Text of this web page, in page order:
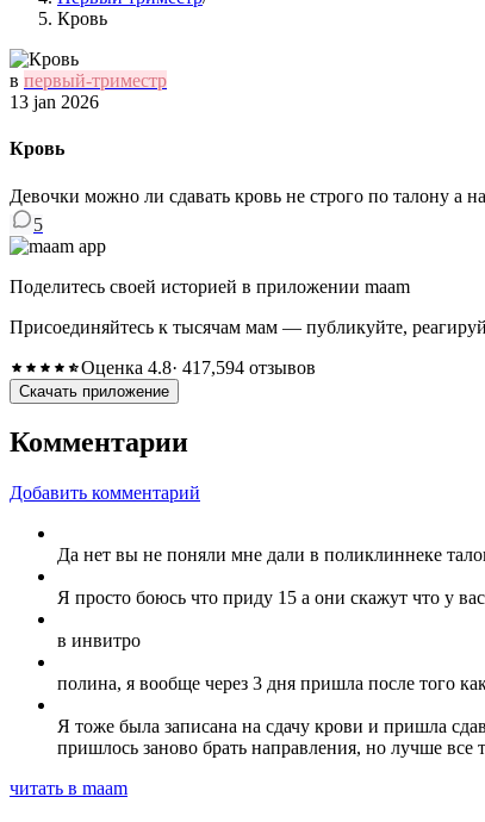
Кровь
в первый-триместр
13 jan 2026
Кровь
Девочки можно ли сдавать кровь не строго по талону а
5
Поделитесь своей историей в приложении maam
Присоединяйтесь к тысячам мам — публикуйте,
Оценка 4.8· 417,594 отзывов
Скачать приложение
Комментарии
Добавить комментарий
Да нет вы не поняли мне дали в поликлиннеке
Я просто боюсь что приду 15 а они скажут что у
в инвитро
полина, я вообще через 3 дня пришла после того
Я тоже была записана на сдачу крови и пришла
пришлось заново брать направления, но лучше все
читать в maam